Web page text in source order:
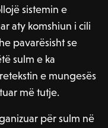
sistemin e
aty komshiun i cili
pavarësisht se
sulm e ka
e mungesës
më tutje.
për sulm në